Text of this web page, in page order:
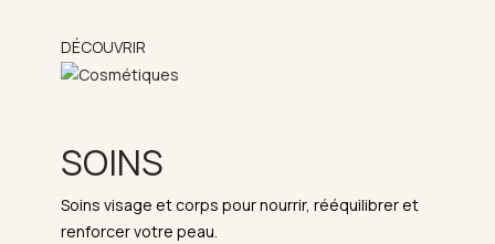
DÉCOUVRIR
SOINS
Soins visage et corps pour nourrir, rééquilibrer et
renforcer votre peau.